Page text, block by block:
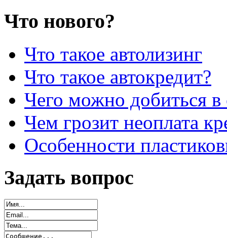
Что нового?
Что такое автолизинг
Что такое автокредит?
Чего можно добиться в
Чем грозит неоплата
Особенности
Задать вопрос